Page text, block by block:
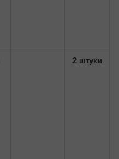
2 штуки